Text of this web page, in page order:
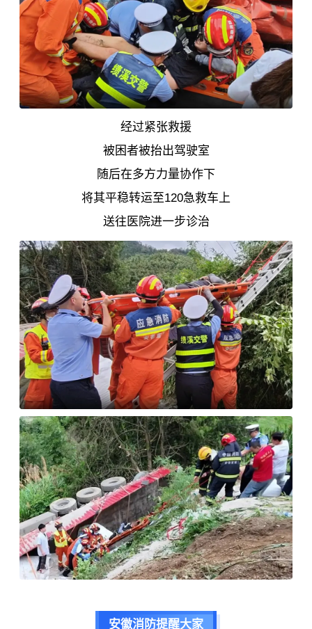
经过紧张救援
被困者被抬出驾驶室
随后在多方力量协作下
将其平稳转运至120急救车上
送往医院进一步诊治
安徽消防提醒大家